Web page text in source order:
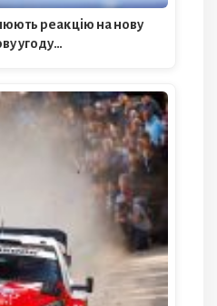
реакцію на нову
угоду…